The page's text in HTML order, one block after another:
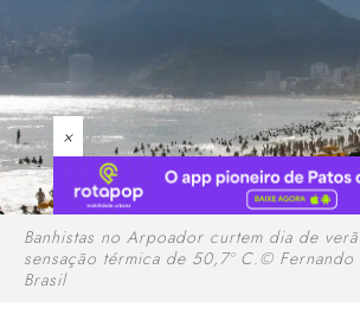
×
Banhistas no Arpoador curtem dia de
sensação térmica de 50,7º C.©
Brasil